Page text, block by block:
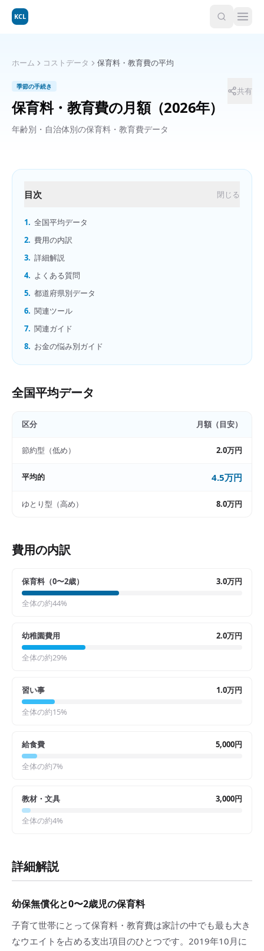
KCL
ホーム コストデータ 保育料・教育費の平均
季節の手続き
保育料・教育費の月額（2026年）
年齢別・自治体別の保育料・教育費データ
共有
目次 閉じる
1. 全国平均データ
2. 費用の内訳
3. 詳細解説
4. よくある質問
5. 都道府県別データ
6. 関連ツール
7. 関連ガイド
8. お金の悩み別ガイド
全国平均データ
区分 月額（目安）
節約型（低め） 2.0万円
平均的 4.5万円
ゆとり型（高め） 8.0万円
費用の内訳
保育料（0〜2歳） 3.0万円
全体の約44%
幼稚園費用 2.0万円
全体の約29%
習い事 1.0万円
全体の約15%
給食費 5,000円
全体の約7%
教材・文具 3,000円
全体の約4%
詳細解説
幼保無償化と0〜2歳児の保育料
子育て世帯にとって保育料・教育費は家計の中でも最も大き
なウエイトを占める支出項目のひとつです。2019年10月に